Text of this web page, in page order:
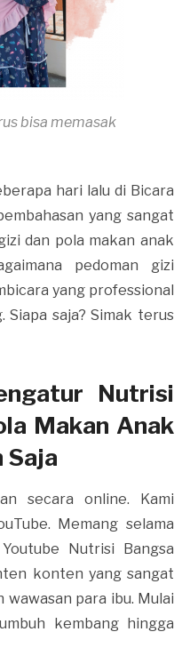
bisa memasak
hari lalu di Bicara
yang sangat
dan pola makan anak
pedoman gizi
yang professional
Siapa saja? Simak terus
Nutrisi
Makan Anak
Saja
secara online. Kami
Memang selama
Nutrisi Bangsa
konten yang sangat
para ibu. Mulai
kembang hingga